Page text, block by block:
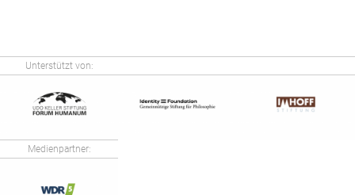
Unterstützt von:
Medienpartner: